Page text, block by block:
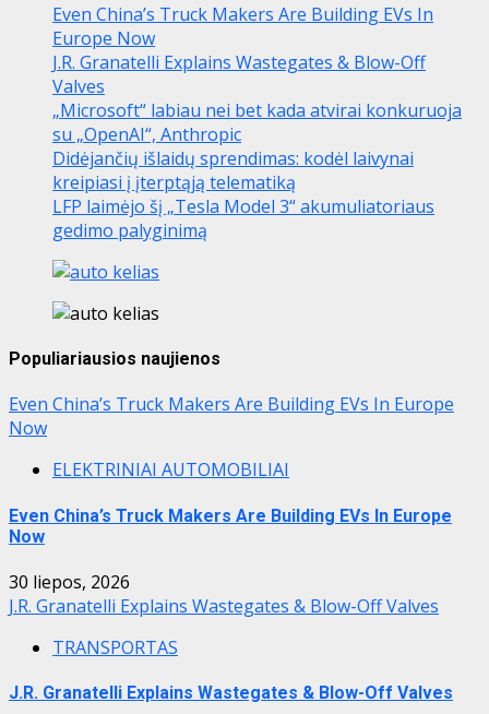
Even China’s Truck Makers Are Building EVs In
Europe Now
J.R. Granatelli Explains Wastegates & Blow-Off
Valves
„Microsoft“ labiau nei bet kada atvirai konkuruoja
su „OpenAI“, Anthropic
Didėjančių išlaidų sprendimas: kodėl laivynai
kreipiasi į įterptąją telematiką
LFP laimėjo šį „Tesla Model 3“ akumuliatoriaus
gedimo palyginimą
Populiariausios naujienos
Even China’s Truck Makers Are Building EVs In Europe
Now
ELEKTRINIAI AUTOMOBILIAI
Even China’s Truck Makers Are Building EVs In Europe
Now
30 liepos, 2026
J.R. Granatelli Explains Wastegates & Blow-Off Valves
TRANSPORTAS
J.R. Granatelli Explains Wastegates & Blow-Off Valves